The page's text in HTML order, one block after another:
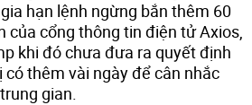
hạn lệnh ngừng bắn thêm 60
của cổng thông tin điện tử Axios,
khi đó chưa đưa ra quyết định
có thêm vài ngày để cân nhắc
gian.